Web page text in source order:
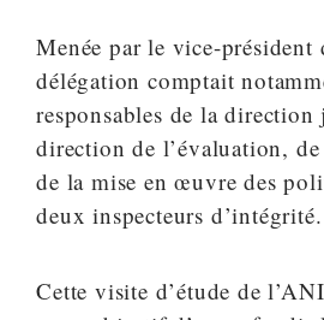
Menée par le vice-président
délégation comptait
responsables de la
direction de l’évaluation,
de la mise en œuvre des
deux inspecteurs d’intégrité.
Cette visite d’étude de